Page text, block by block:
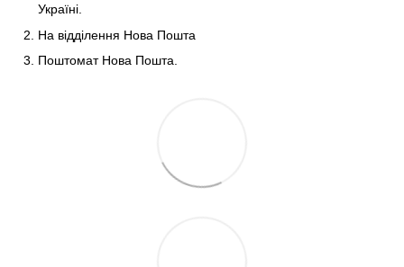
Україні.
На відділення Нова Пошта
Поштомат Нова Пошта.